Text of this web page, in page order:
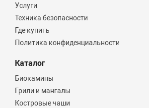
Услуги
Техника безопасности
Где купить
Политика конфиденциальности
Каталог
Биокамины
Грили и мангалы
Костровые чаши